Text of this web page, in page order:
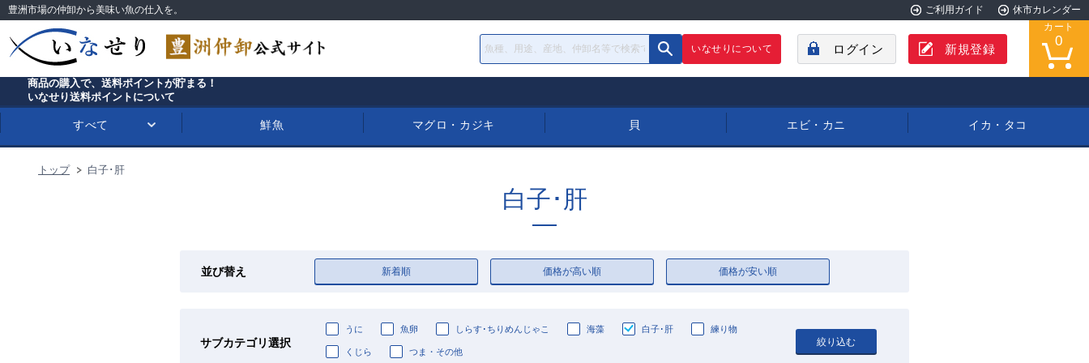
豊洲市場の仲卸から美味い魚の仕入を。 ご利用ガイド 休市カレンダー
いなせりについて ログイン 新規登録
カート
0
商品の購入で、送料ポイントが貯まる！
いなせり送料ポイントについて
すべて 鮮魚 マグロ・カジキ 貝 エビ・カニ イカ・タコ
トップ 白子･肝
白子･肝
並び替え 新着順 価格が高い順 価格が安い順
サブカテゴリ選択
うに 魚卵 しらす･ちりめんじゃこ 海藻 白子･肝 練り物
くじら つま・その他